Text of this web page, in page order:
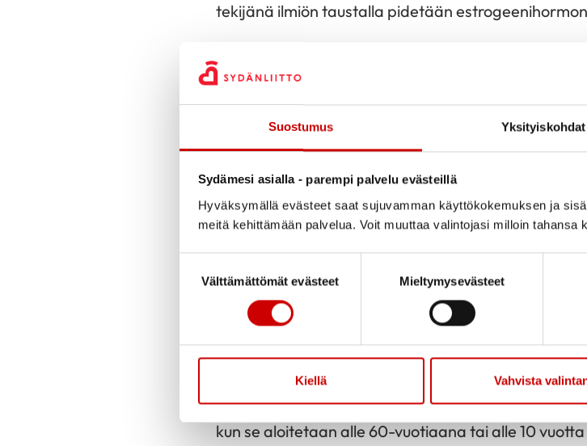
Suostumus Yksityiskohdat
Sydämesi asialla - parempi palvelu evästeillä
Hyväksymällä evästeet saat sujuvamman käyttökokemuksen ja
meitä kehittämään palvelua. Voit muuttaa valintojasi milloin
Välttämättömät evästeet
Mieltymysevästeet
Kiellä Vahvista
tekijänä ilmiön taustalla pidetään
verenkierron rasva-arvoihin, valtimoverisuonten
tulehdukseen häviävät. Ajatusta tukee myös sydän-
suureneminen ja aikaistuminen naisilla, joiden
40 vuoden iässä.
VAIHDEVUOSIEN VAIKUTUS SYDÄNTERVEYTEEN
Vaihdevuosien hormonihoidon vaikutuksia sydän-
vuosikymmenien ajan. Väestöpohjaisissa
sydäntapahtuma tai aivoinfarkti on ollut
Satunnaistetut ja väestötutkimukset osoittavat, että
valtimonkovettumistautiin ja sydäntapahtumien
hormonihoidon käyttö aloitetaan. Vaihdevuosien
kun se aloitetaan alle 60-vuotiaana tai alle 10